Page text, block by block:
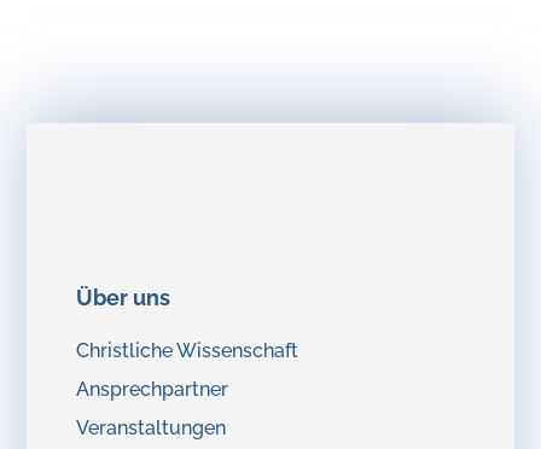
Über uns
Christliche Wissenschaft
Ansprechpartner
Veranstaltungen